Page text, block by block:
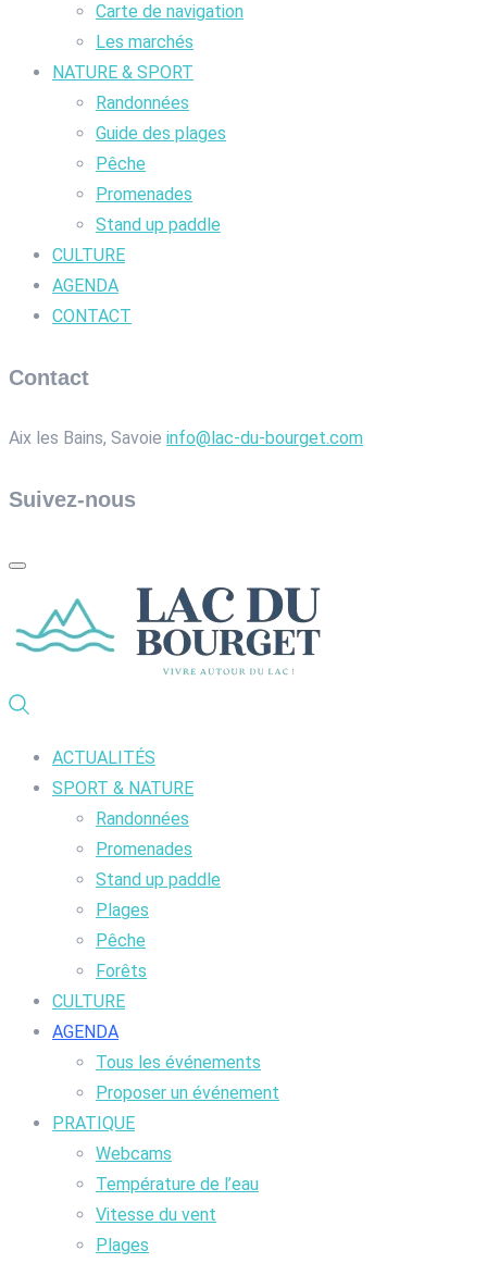
Carte de navigation
Les marchés
NATURE & SPORT
Randonnées
Guide des plages
Pêche
Promenades
Stand up paddle
CULTURE
AGENDA
CONTACT
Contact
Aix les Bains, Savoie info@lac-du-bourget.com
Suivez-nous
ACTUALITÉS
SPORT & NATURE
Randonnées
Promenades
Stand up paddle
Plages
Pêche
Forêts
CULTURE
AGENDA
Tous les événements
Proposer un événement
PRATIQUE
Webcams
Température de l’eau
Vitesse du vent
Plages